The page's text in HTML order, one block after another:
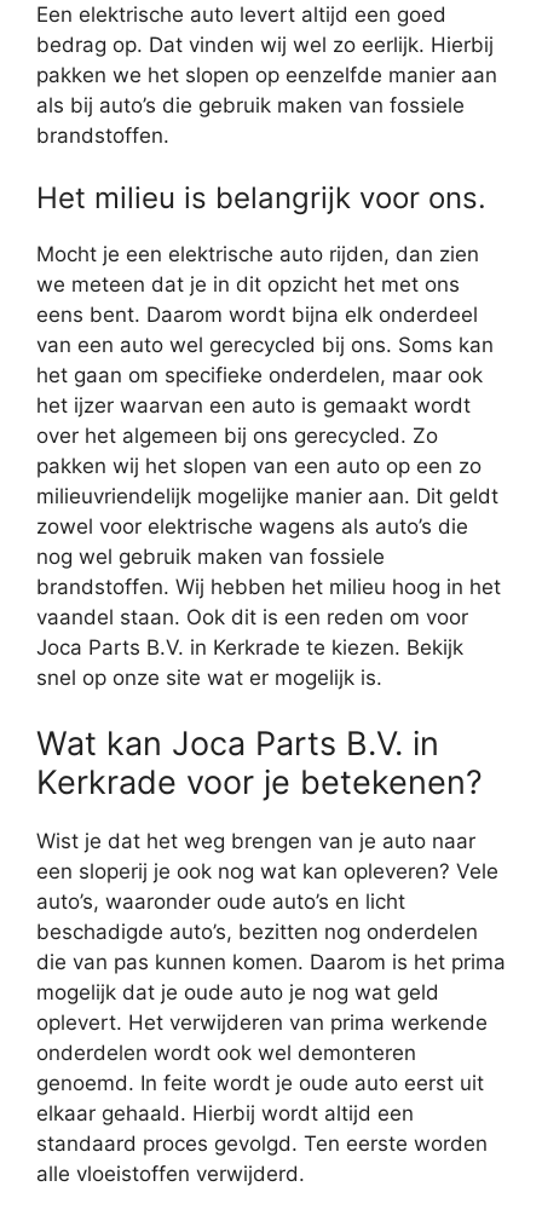
Een elektrische auto levert altijd een goed
bedrag op. Dat vinden wij wel zo eerlijk. Hierbij
pakken we het slopen op eenzelfde manier aan
als bij auto’s die gebruik maken van fossiele
brandstoffen.
Het milieu is belangrijk voor ons.
Mocht je een elektrische auto rijden, dan zien
we meteen dat je in dit opzicht het met ons
eens bent. Daarom wordt bijna elk onderdeel
van een auto wel gerecycled bij ons. Soms kan
het gaan om specifieke onderdelen, maar ook
het ijzer waarvan een auto is gemaakt wordt
over het algemeen bij ons gerecycled. Zo
pakken wij het slopen van een auto op een zo
milieuvriendelijk mogelijke manier aan. Dit geldt
zowel voor elektrische wagens als auto’s die
nog wel gebruik maken van fossiele
brandstoffen. Wij hebben het milieu hoog in het
vaandel staan. Ook dit is een reden om voor
Joca Parts B.V. in Kerkrade te kiezen. Bekijk
snel op onze site wat er mogelijk is.
Wat kan Joca Parts B.V. in
Kerkrade voor je betekenen?
Wist je dat het weg brengen van je auto naar
een sloperij je ook nog wat kan opleveren? Vele
auto’s, waaronder oude auto’s en licht
beschadigde auto’s, bezitten nog onderdelen
die van pas kunnen komen. Daarom is het prima
mogelijk dat je oude auto je nog wat geld
oplevert. Het verwijderen van prima werkende
onderdelen wordt ook wel demonteren
genoemd. In feite wordt je oude auto eerst uit
elkaar gehaald. Hierbij wordt altijd een
standaard proces gevolgd. Ten eerste worden
alle vloeistoffen verwijderd.